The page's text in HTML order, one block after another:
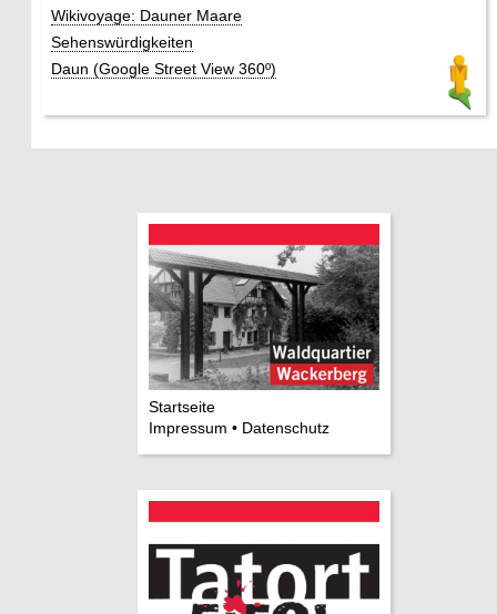
Wikivoyage: Dauner Maare
Sehenswürdigkeiten
Daun (Google Street View 360º)
Startseite
Impressum • Datenschutz